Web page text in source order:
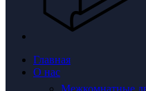
Главная
О нас
Межкомнатные